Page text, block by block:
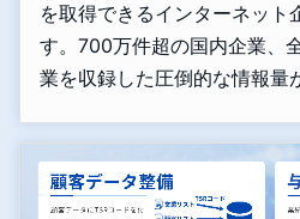
を取得できるインターネット
す。700万件超の国内企業、
業を収録した圧倒的な情報量